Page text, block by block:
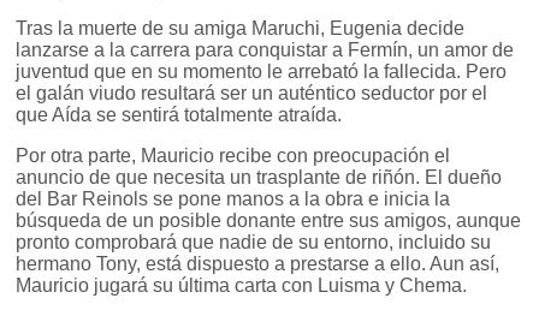
Tras la muerte de su amiga Maruchi, Eugenia decide
lanzarse a la carrera para conquistar a Fermín, un amor de
juventud que en su momento le arrebató la fallecida. Pero
el galán viudo resultará ser un auténtico seductor por el
que Aída se sentirá totalmente atraída.
Por otra parte, Mauricio recibe con preocupación el
anuncio de que necesita un trasplante de riñón. El dueño
del Bar Reinols se pone manos a la obra e inicia la
búsqueda de un posible donante entre sus amigos, aunque
pronto comprobará que nadie de su entorno, incluido su
hermano Tony, está dispuesto a prestarse a ello. Aun así,
Mauricio jugará su última carta con Luisma y Chema.